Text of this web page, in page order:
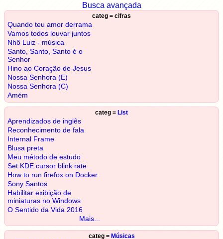
Busca avançada
categ = cifras
Quando teu amor derrama
Vamos todos louvar juntos
Nhô Luiz - música
Santo, Santo, Santo é o
Senhor
Hino ao Coração de Jesus
Nossa Senhora (E)
Nossa Senhora (C)
Amém
categ = List
Aprendizados de inglês
Reconhecimento de fala
Internal Frame
Blusa preta
Meu método de estudo
Set KDE cursor blink rate
How to run firefox on Docker
Sony Santos
Habilitar exibição de
miniaturas no Windows
O Sentido da Vida 2016
Mais...
categ = Músicas